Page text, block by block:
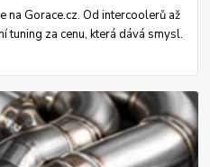
na Gorace.cz. Od intercoolerů až
tuning za cenu, která dává smysl.